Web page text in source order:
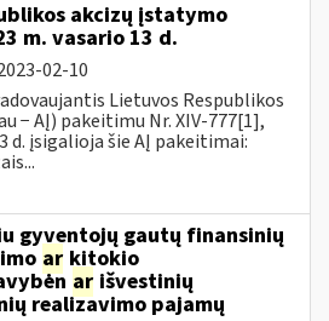
akcizų įstatymo
m. vasario 13 d.
02-10
Lietuvos Respublikos
− AĮ) pakeitimu Nr. XIV-777[1],
d. įsigalioja šie AĮ pakeitimai:
gyventojų gautų finansinių
ar kitokio
ar išvestinių
realizavimo pajamų